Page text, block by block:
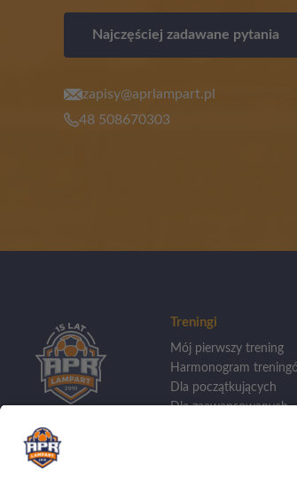
Najczęściej zadawane pytania
zapisy@aprlampart.pl
48 508670303
Treningi
Mój pierwszy trening
Harmonogram
Dla początkujących
Dla zaawansowanych